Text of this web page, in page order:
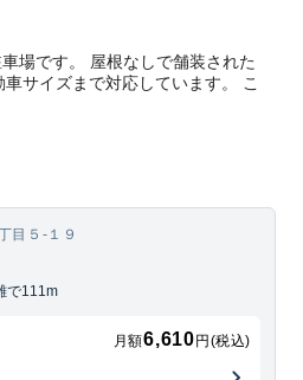
場です。 屋根なしで舗装された
サイズまで対応しています。 こ
目５-１９
で111m
月額6,610 円(税込)